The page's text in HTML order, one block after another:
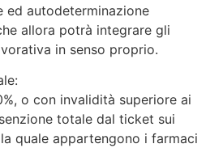
ed autodeterminazione
allora potrà integrare gli
in senso proprio.
o con invalidità superiore ai
totale dal ticket sui
quale appartengono i farmaci